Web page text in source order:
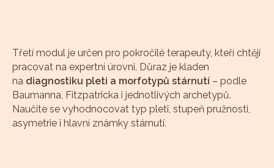
Třetí modul je určen pro pokročilé terapeuty, kteří chtějí
pracovat na expertní úrovni. Důraz je kladen
na diagnostiku pleti a morfotypů stárnutí – podle
Baumanna, Fitzpatricka i jednotlivých archetypů.
Naučíte se vyhodnocovat typ pleti, stupeň pružnosti,
asymetrie i hlavní známky stárnutí.